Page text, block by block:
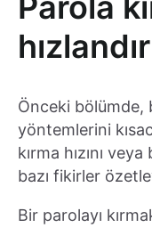
Önceki bölümde,
yöntemlerini
kırma hızını
bazı fikirler
Bir parolayı